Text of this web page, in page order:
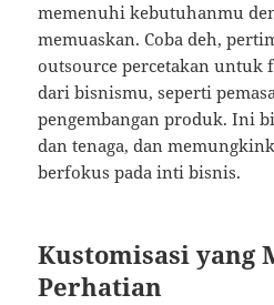
memenuhi kebutuhanmu
memuaskan. Coba deh,
outsource percetakan untuk
dari bisnismu, seperti
pengembangan produk. Ini
dan tenaga, dan
berfokus pada inti bisnis.
Kustomisasi yang
Perhatian